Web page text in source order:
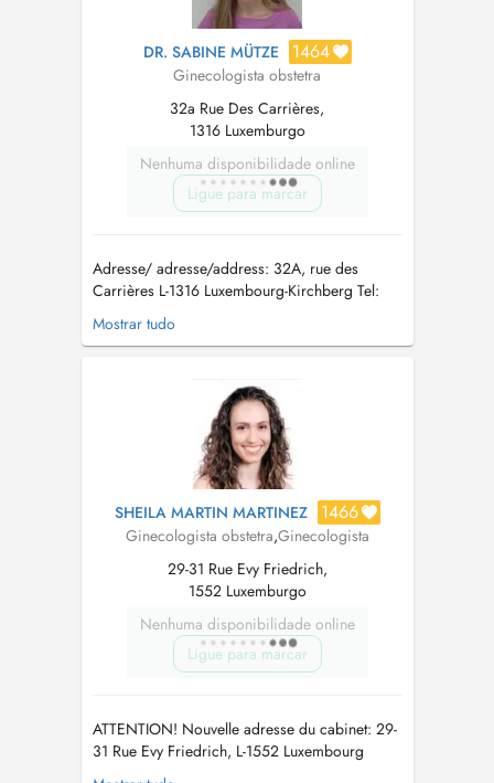
DR. SABINE MÜTZE 1464
Ginecologista obstetra
32a Rue Des Carrières,
1316 Luxemburgo
Nenhuma disponibilidade online
Ligue para marcar
Adresse/ adresse/address: 32A, rue des
Carrières L-1316 Luxembourg-Kirchberg Tel:
00352 26090840 Terminvereinbarung auch
telefonisch/ RDV aussi par téléphone/ for
Risikoschwangerschaften/ Surveillance des
Mostrar tudo
SHEILA MARTIN MARTINEZ 1466
Ginecologista obstetra,Ginecologista
29-31 Rue Evy Friedrich,
1552 Luxemburgo
Nenhuma disponibilidade online
Ligue para marcar
ATTENTION! Nouvelle adresse du cabinet: 29-
31 Rue Evy Friedrich, L-1552 Luxembourg
(Gasperich) Horaires: - Lundi, Mardi, Jeudi,